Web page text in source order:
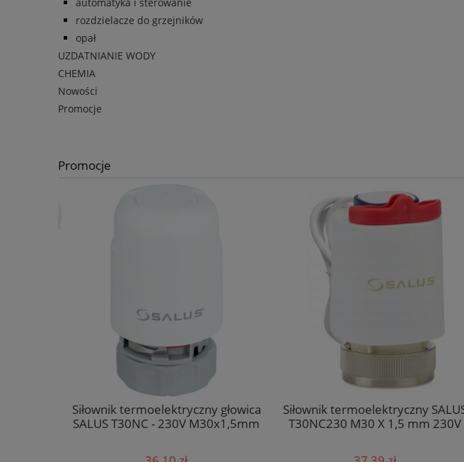
rozdzielacze do grzejników
opał
UZDATNIANIE WODY
CHEMIA
Nowości
Promocje
Promocje
Siłownik termoelektryczny głowica
SALUS T30NC - 230V M30x1,5mm
Siłownik termoelektryczny SALUS
T30NC230 M30 X 1,5 mm 230V